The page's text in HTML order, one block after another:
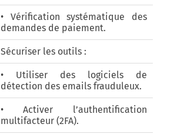
• Vérification systématique des
demandes de paiement.
Sécuriser les outils :
• Utiliser des logiciels de
détection des emails frauduleux.
• Activer l’authentification
multifacteur (2FA).